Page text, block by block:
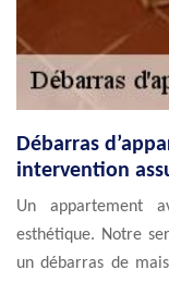
Débarras
intervention
Un appartement
esthétique. Notre
un débarras de